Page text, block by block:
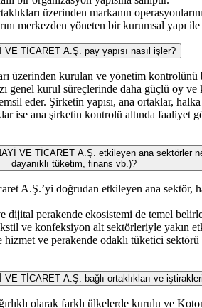
üzerinden markanın
merkezden yöneten bir kurumsal yapı ile
TİCARET A.Ş. pay yapısı nasıl işler?
üzerinden kurulan ve yönetim
genel kurul süreçlerinde daha güçlü oy ve
eder. Şirketin yapısı, ana ortaklar,
ise ana şirketin kontrolü altında faaliyet
VE TİCARET A.Ş. etkileyen ana sektörler
dayanıklı tüketim, finans vb.)?
A.Ş.’yi doğrudan etkileyen ana sektör,
perakende ekosistemi de temel
ve konfeksiyon alt sektörleriyle yakın
ve perakende odaklı tüketici
TİCARET A.Ş. bağlı ortaklıkları ve
olarak farklı ülkelerde kurulu ve